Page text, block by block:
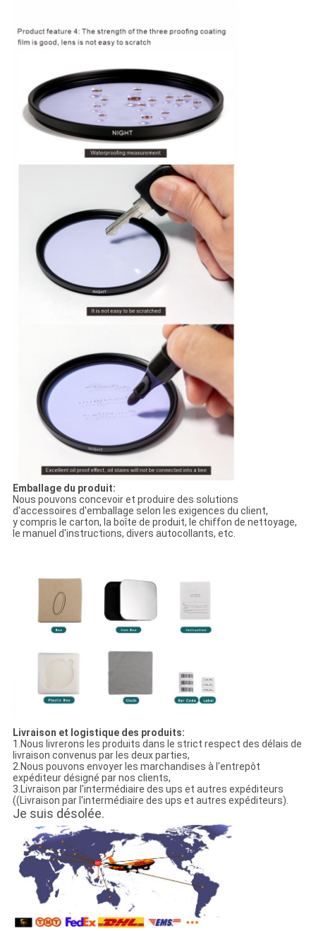
Emballage du produit:
Nous pouvons concevoir et produire des solutions
d'accessoires d'emballage selon les exigences du client,
y compris le carton, la boîte de produit, le chiffon de nettoyage,
le manuel d'instructions, divers autocollants, etc.
Livraison et logistique des produits:
1.Nous livrerons les produits dans le strict respect des délais de
livraison convenus par les deux parties,
2.Nous pouvons envoyer les marchandises à l'entrepôt
expéditeur désigné par nos clients,
3.Livraison par l'intermédiaire des ups et autres expéditeurs
((Livraison par l'intermédiaire des ups et autres expéditeurs).
Je suis désolée.